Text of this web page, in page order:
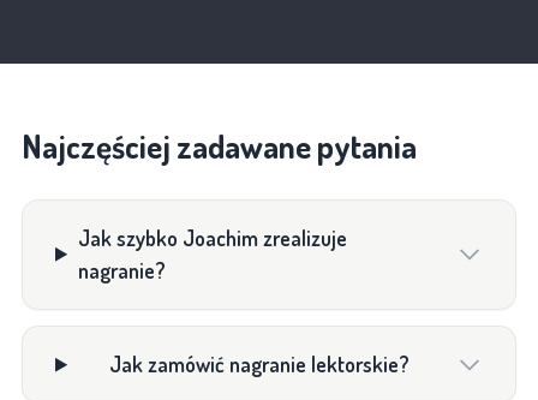
Najczęściej zadawane pytania
Jak szybko Joachim zrealizuje
nagranie?
Jak zamówić nagranie lektorskie?